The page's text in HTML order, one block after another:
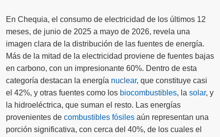
En Chequia, el consumo de electricidad de los últimos 12
meses, de junio de 2025 a mayo de 2026, revela una
imagen clara de la distribución de las fuentes de energía.
Más de la mitad de la electricidad proviene de fuentes bajas
en carbono, con un impresionante 60%. Dentro de esta
categoría destacan la energía nuclear, que constituye casi
el 42%, y otras fuentes como los biocombustibles, la solar, y
la hidroeléctrica, que suman el resto. Las energías
provenientes de combustibles fósiles aún representan una
porción significativa, con cerca del 40%, de los cuales el